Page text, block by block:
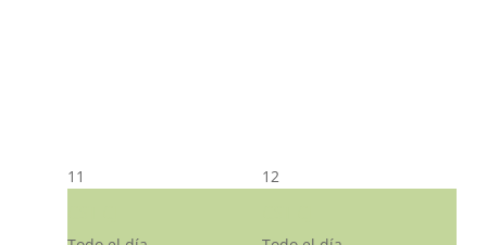
11 12